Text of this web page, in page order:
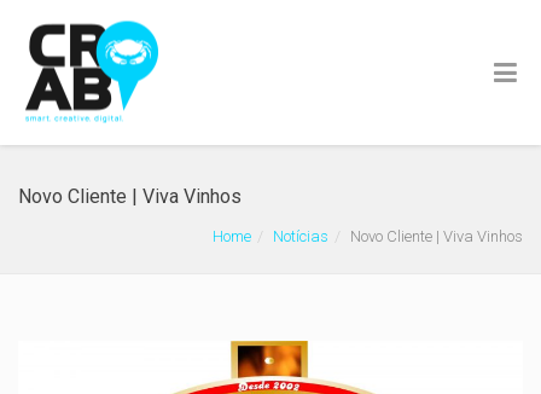
Novo Cliente | Viva Vinhos
Home Notícias Novo Cliente | Viva Vinhos